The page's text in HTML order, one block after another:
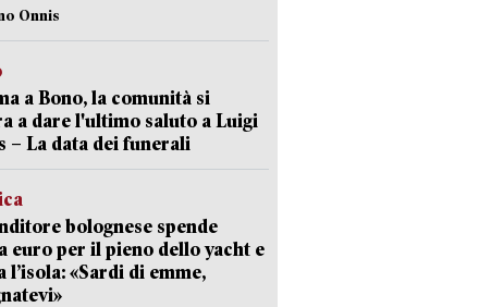
Onnis
a Bono, la comunità si
a dare l'ultimo saluto a Luigi
– La data dei funerali
bolognese spende
euro per il pieno dello yacht e
l’isola: «Sardi di emme,